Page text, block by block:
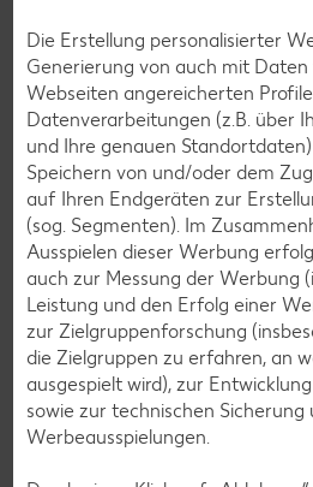
Messenger-Services –
anmelden
Mit unserem Messenger-Service
unseren aktuellen Prospekt mit
per Messenger-App, Telegram,
oder Viber zugesendet.
Jetzt schnell und
Die Erstellung personalisierter
Generierung von auch mit Daten
Webseiten angereicherten
Datenverarbeitungen (z.B. über
und Ihre genauen
Speichern von und/oder dem
auf Ihren Endgeräten zur
(sog. Segmenten). Im
Ausspielen dieser Werbung
auch zur Messung der Werbung
Leistung und den Erfolg einer
zur Zielgruppenforschung
die Zielgruppen zu erfahren, an
ausgespielt wird), zur
sowie zur technischen
Werbeausspielungen.